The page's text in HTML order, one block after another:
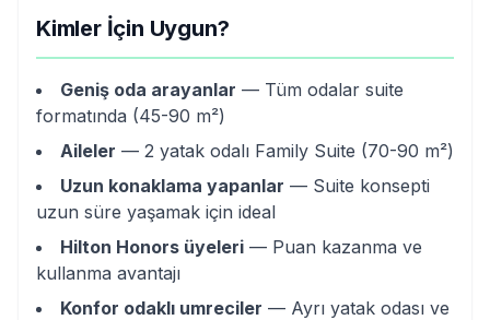
Kimler İçin Uygun?
Geniş oda arayanlar — Tüm odalar suite
formatında (45-90 m²)
Aileler — 2 yatak odalı Family Suite (70-90 m²)
Uzun konaklama yapanlar — Suite konsepti
uzun süre yaşamak için ideal
Hilton Honors üyeleri — Puan kazanma ve
kullanma avantajı
Konfor odaklı umreciler — Ayrı yatak odası ve